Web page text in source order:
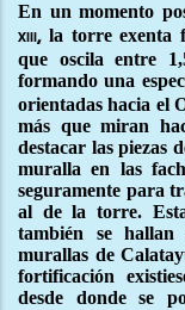
En un momento
xiii, la torre exenta
que oscila entre
formando una
orientadas hacia el
más que miran
destacar las piezas
muralla en las
seguramente para
al de la torre.
también se hallan
murallas de
fortificación
desde donde se